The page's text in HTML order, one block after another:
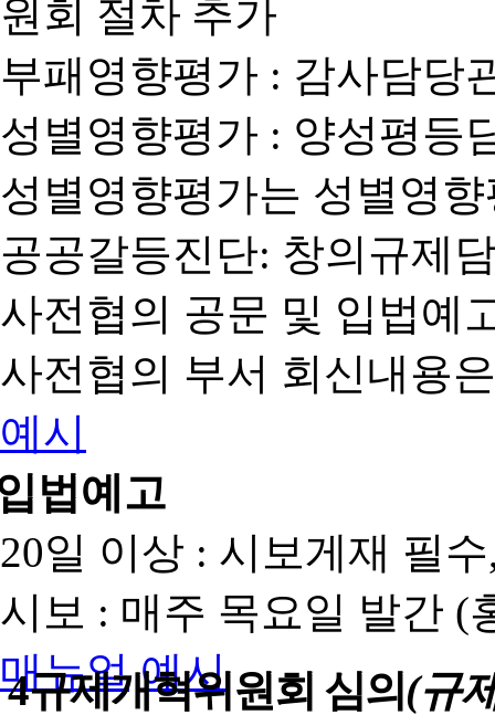
원회 절차 추가
부패영향평가 : 감사담당
성별영향평가 : 양성평등
성별영향평가는 성별영
공공갈등진단: 창의규제
사전협의 공문 및 입법예
사전협의 부서 회신내용
예시
법예고
20일 이상 : 시보게재 필
시보 : 매주 목요일 발간 (
매뉴얼 예시
4규제개혁위원회 심의(규